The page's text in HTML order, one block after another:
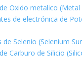
Oxido metalico
de electrónica de
de Selenio (Selenium
Carburo de Silicio